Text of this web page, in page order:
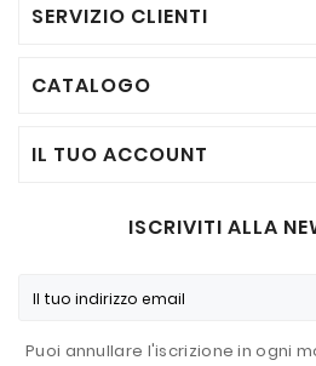
SERVIZIO CLIENTI
CATALOGO
IL TUO ACCOUNT
ISCRIVITI ALLA
Puoi annullare l'iscrizione in ogni